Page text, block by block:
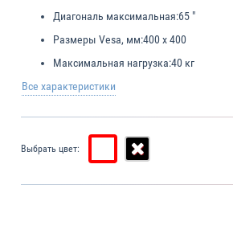
Диагональ максимальная:65 "
Размеры Vesa, мм:400 x 400
Максимальная нагрузка:40 кг
Все характеристики
Выбрать цвет: